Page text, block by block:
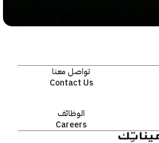
تواصل معنا
Contact Us
الوظائف
Careers